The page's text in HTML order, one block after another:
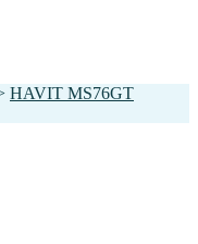
HAVIT MS76GT